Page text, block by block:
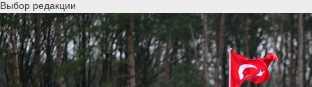
Выбор редакции